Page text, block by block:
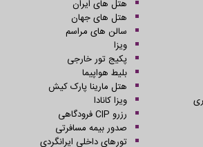
هتل های ایران
هتل های جهان
سالن های مراسم
ویزا
پکیج تور خارجی
بلیط هواپیما
هتل مارینا پارک کیش
ویزا کانادا
رزرو CIP فرودگاهی
صدور بیمه مسافرتی
تورهای داخلی ایرانگردی